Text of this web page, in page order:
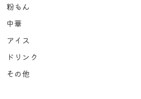
粉もん
中華
アイス
ドリンク
その他